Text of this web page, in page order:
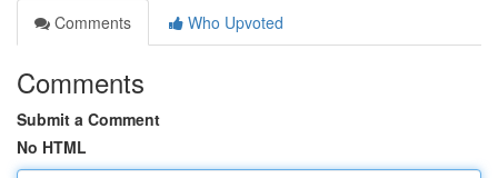
Comments
Who Upvoted
Comments
Submit a Comment
No HTML